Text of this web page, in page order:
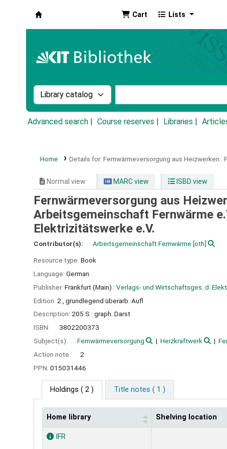
Cart Lists
Search the catalog by:
Advanced search Course reserves Libraries
Home Details for: Fernwärmeversorgung aus Heizwerken :
Normal view MARC view ISBD view
Fernwärmeversorgung aus
Arbeitsgemeinschaft Fernwärme
Elektrizitätswerke e.V.
Contributor(s): Arbeitsgemeinschaft Fernwärme [oth]
Resource type: Book
Language: German
Publisher: Frankfurt (Main) : Verlags- und Wirtschaftsges. d.
Edition: 2., grundlegend überarb. Aufl
Description: 205 S : graph. Darst
ISBN:
3802200373
Subject(s):
Fernwärmeversorgung Heizkraftwerk
Action note:
2
PPN: 015031446
Holdings ( 2 ) Title notes ( 1 )
Holdings
Home library Shelving location
IFR